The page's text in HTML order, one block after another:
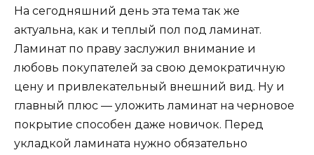
На сегодняшний день эта тема так же
актуальна, как и теплый пол под ламинат.
Ламинат по праву заслужил внимание и
любовь покупателей за свою демократичную
цену и привлекательный внешний вид. Ну и
главный плюс — уложить ламинат на черновое
покрытие способен даже новичок. Перед
укладкой ламината нужно обязательно